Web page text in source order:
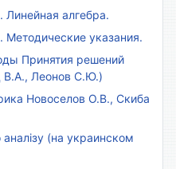
Линейная алгебра.
Методические указания.
Принятия решений
В.А., Леонов С.Ю.)
Новоселов О.В., Скиба
(на украинском